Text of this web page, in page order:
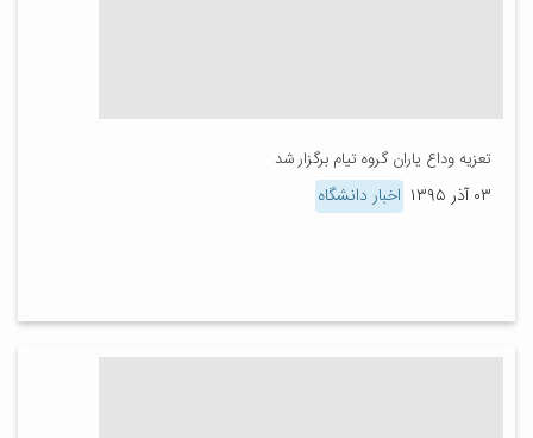
تعزیه وداع یاران گروه تیام برگزار شد
۰۳ آذر ۱۳۹۵ اخبار دانشگاه